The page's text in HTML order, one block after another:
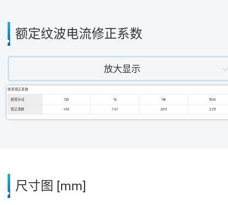
额定纹波电流修正系数
放大显示
频率修正系数
频率 [Hz] 120 1k 10k 100k
修正系数 1.00 1.67 2.05 2.25
尺寸图 [mm]